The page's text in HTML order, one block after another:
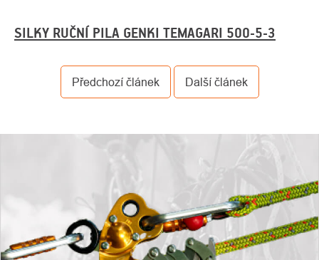
SILKY RUČNÍ PILA GENKI TEMAGARI 500-5-3
Předchozí článek Další článek